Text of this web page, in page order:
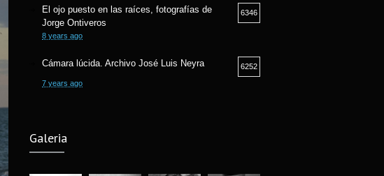
El ojo puesto en las raíces, fotografías de
Jorge Ontiveros
6346
8 years ago
Cámara lúcida. Archivo José Luis Neyra
6252
7 years ago
Guzman
Galeria